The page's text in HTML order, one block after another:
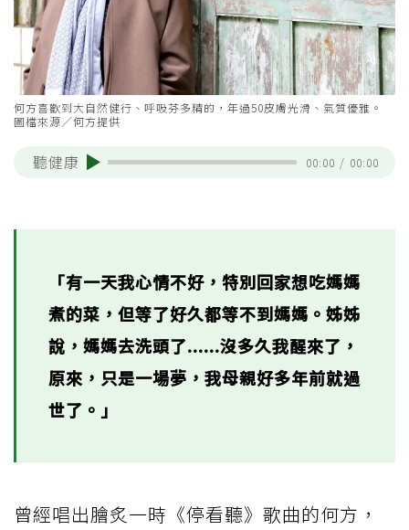
何方喜歡到大自然健行、呼吸芬多精的，年過50皮膚光滑、氣質優雅。
圖檔來源／何方提供
聽健康 00:00 / 00:00
「有一天我心情不好，特別回家想吃媽媽
煮的菜，但等了好久都等不到媽媽。姊姊
說，媽媽去洗頭了......沒多久我醒來了，
原來，只是一場夢，我母親好多年前就過
世了。」
曾經唱出膾炙一時《停看聽》歌曲的何方，